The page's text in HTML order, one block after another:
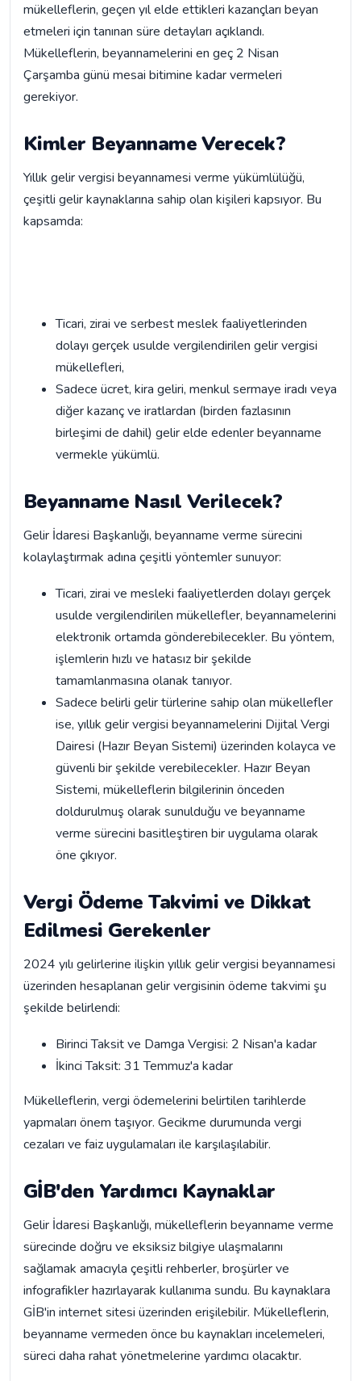
mükelleflerin, geçen yıl elde ettikleri kazançları beyan
etmeleri için tanınan süre detayları açıklandı.
Mükelleflerin, beyannamelerini en geç 2 Nisan
Çarşamba günü mesai bitimine kadar vermeleri
gerekiyor.
Kimler Beyanname Verecek?
Yıllık gelir vergisi beyannamesi verme yükümlülüğü,
çeşitli gelir kaynaklarına sahip olan kişileri kapsıyor. Bu
kapsamda:
Ticari, zirai ve serbest meslek faaliyetlerinden
dolayı gerçek usulde vergilendirilen gelir vergisi
mükellefleri,
Sadece ücret, kira geliri, menkul sermaye iradı veya
diğer kazanç ve iratlardan (birden fazlasının
birleşimi de dahil) gelir elde edenler beyanname
vermekle yükümlü.
Beyanname Nasıl Verilecek?
Gelir İdaresi Başkanlığı, beyanname verme sürecini
kolaylaştırmak adına çeşitli yöntemler sunuyor:
Ticari, zirai ve mesleki faaliyetlerden dolayı gerçek
usulde vergilendirilen mükellefler, beyannamelerini
elektronik ortamda gönderebilecekler. Bu yöntem,
işlemlerin hızlı ve hatasız bir şekilde
tamamlanmasına olanak tanıyor.
Sadece belirli gelir türlerine sahip olan mükellefler
ise, yıllık gelir vergisi beyannamelerini Dijital Vergi
Dairesi (Hazır Beyan Sistemi) üzerinden kolayca ve
güvenli bir şekilde verebilecekler. Hazır Beyan
Sistemi, mükelleflerin bilgilerinin önceden
doldurulmuş olarak sunulduğu ve beyanname
verme sürecini basitleştiren bir uygulama olarak
öne çıkıyor.
Vergi Ödeme Takvimi ve Dikkat
Edilmesi Gerekenler
2024 yılı gelirlerine ilişkin yıllık gelir vergisi beyannamesi
üzerinden hesaplanan gelir vergisinin ödeme takvimi şu
şekilde belirlendi:
Birinci Taksit ve Damga Vergisi: 2 Nisan'a kadar
İkinci Taksit: 31 Temmuz'a kadar
Mükelleflerin, vergi ödemelerini belirtilen tarihlerde
yapmaları önem taşıyor. Gecikme durumunda vergi
cezaları ve faiz uygulamaları ile karşılaşılabilir.
GİB'den Yardımcı Kaynaklar
Gelir İdaresi Başkanlığı, mükelleflerin beyanname verme
sürecinde doğru ve eksiksiz bilgiye ulaşmalarını
sağlamak amacıyla çeşitli rehberler, broşürler ve
infografikler hazırlayarak kullanıma sundu. Bu kaynaklara
GİB'in internet sitesi üzerinden erişilebilir. Mükelleflerin,
beyanname vermeden önce bu kaynakları incelemeleri,
süreci daha rahat yönetmelerine yardımcı olacaktır.